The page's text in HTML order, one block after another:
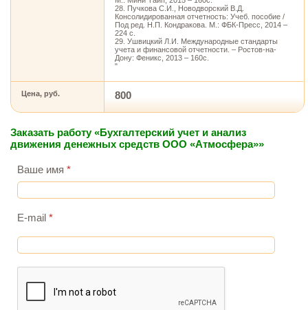
28. Пучкова С.И., Новодворский В.Д.
Консолидированная отчетность: Учеб. пособие /
Под ред. Н.П. Кондракова. М.: ФБК-Пресс, 2014 –
224 с.
29. Ушвицкий Л.И. Международные стандарты
учета и финансовой отчетности. – Ростов-на-
Дону: Феникс, 2013 – 160с.
"
Цена, руб. 800
Заказать работу «Бухгалтерский учет и анализ
движения денежных средств ООО «Атмосфера»»
Ваше имя *
E-mail *